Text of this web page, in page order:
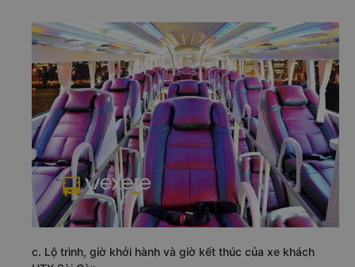
c. Lộ trình, giờ khởi hành và giờ kết thúc của xe khách